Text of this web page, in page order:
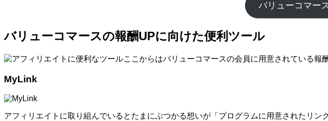
バリューコマー
バリューコマースの報酬UPに向けた便利ツール
ここからはバリューコマースの会員に用意されている報
MyLink
アフィリエイトに取り組んでいるとたまにぶつかる想いが「プログラムに用意されたリ